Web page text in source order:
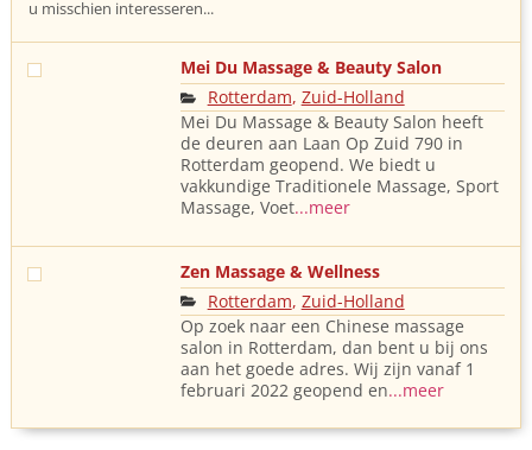
u misschien interesseren...
Mei Du Massage & Beauty Salon
Rotterdam, Zuid-Holland
Mei Du Massage & Beauty Salon heeft
de deuren aan Laan Op Zuid 790 in
Rotterdam geopend. We biedt u
vakkundige Traditionele Massage, Sport
Massage, Voet...meer
Zen Massage & Wellness
Rotterdam, Zuid-Holland
Op zoek naar een Chinese massage
salon in Rotterdam, dan bent u bij ons
aan het goede adres. Wij zijn vanaf 1
februari 2022 geopend en...meer